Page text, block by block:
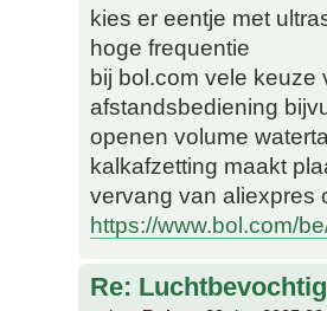
kies er eentje met
hoge frequentie
bij bol.com vele keuze
afstandsbediening
openen volume
kalkafzetting maakt
vervang van aliexpres
https://www.bol.com/
Re: